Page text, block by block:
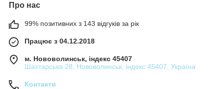
Про нас
99% позитивних з 143 відгуків за рік
Працює з 04.12.2018
м. Нововолинськ, індекс 45407
Шахтарська 28, Нововолинськ, індекс 45407, Україна
Контакти